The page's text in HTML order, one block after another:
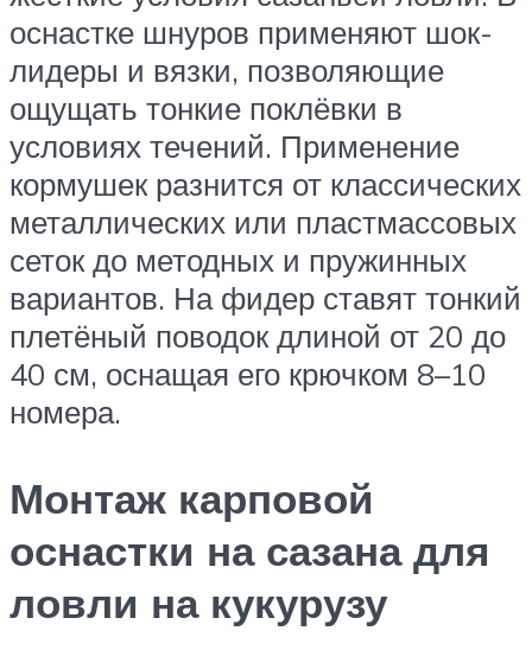
оснастке шнуров применяют шок-
лидеры и вязки, позволяющие
ощущать тонкие поклёвки в
условиях течений. Применение
кормушек разнится от классических
металлических или пластмассовых
сеток до методных и пружинных
вариантов. На фидер ставят тонкий
плетёный поводок длиной от 20 до
40 см, оснащая его крючком 8–10
номера.
Монтаж карповой
оснастки на сазана для
ловли на кукурузу